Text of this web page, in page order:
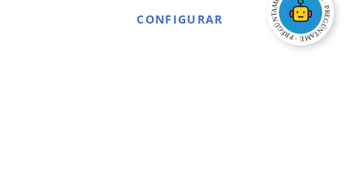
CONFIGURAR